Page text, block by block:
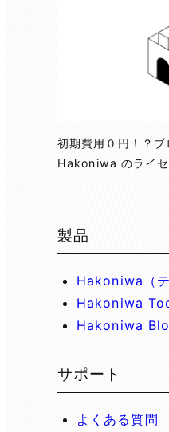
初期費用０円！？ブ
Hakoniwa のライ
製品
Hakoniwa（テ
Hakoniwa
Hakoniwa
サポート
よくある質問